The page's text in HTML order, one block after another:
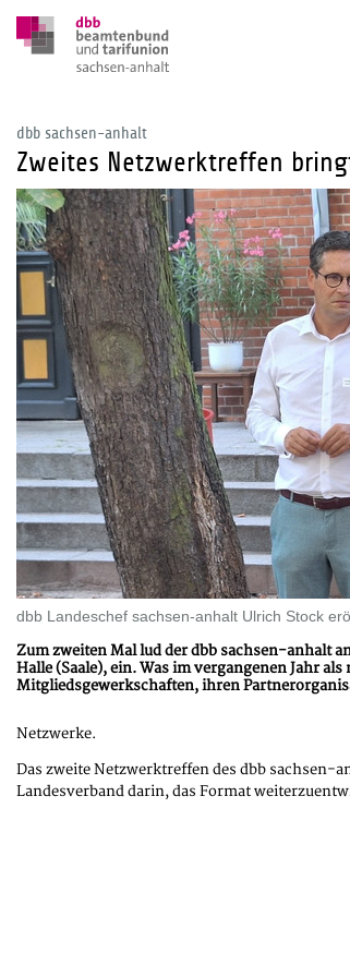
dbb sachsen-anhalt
Zweites Netzwerktreffen
dbb Landeschef sachsen-anhalt Ulrich Stock
Zum zweiten Mal lud der dbb sachsen-anhalt
Halle (Saale), ein. Was im vergangenen Jahr
Mitgliedsgewerkschaften, ihren
Netzwerke.
Das zweite Netzwerktreffen des dbb sachsen-
Landesverband darin, das Format